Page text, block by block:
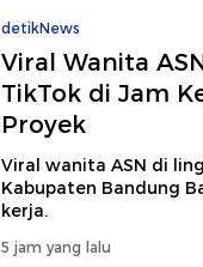
detikNews
Viral Wanita
TikTok di Jam
Proyek
Viral wanita ASN di
Kabupaten Bandung
kerja.
5 jam yang lalu